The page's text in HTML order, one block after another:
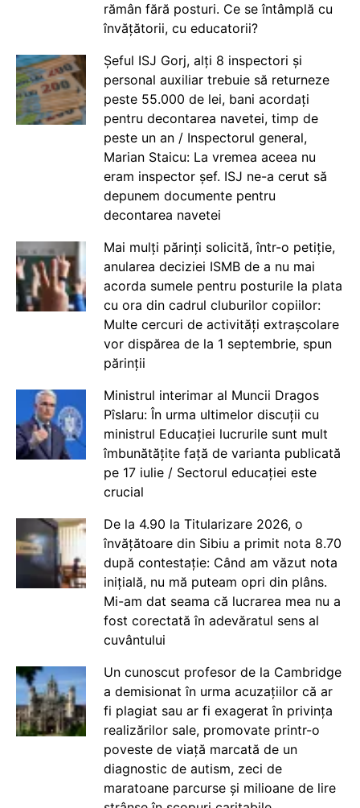
rămân fără posturi. Ce se întâmplă cu
învățătorii, cu educatorii?
Șeful ISJ Gorj, alți 8 inspectori și
personal auxiliar trebuie să returneze
peste 55.000 de lei, bani acordați
pentru decontarea navetei, timp de
peste un an / Inspectorul general,
Marian Staicu: La vremea aceea nu
eram inspector șef. ISJ ne-a cerut să
depunem documente pentru
decontarea navetei
Mai mulți părinți solicită, într-o petiție,
anularea deciziei ISMB de a nu mai
acorda sumele pentru posturile la plata
cu ora din cadrul cluburilor copiilor:
Multe cercuri de activități extrașcolare
vor dispărea de la 1 septembrie, spun
părinții
Ministrul interimar al Muncii Dragos
Pîslaru: În urma ultimelor discuții cu
ministrul Educației lucrurile sunt mult
îmbunătățite față de varianta publicată
pe 17 iulie / Sectorul educației este
crucial
De la 4.90 la Titularizare 2026, o
învățătoare din Sibiu a primit nota 8.70
după contestație: Când am văzut nota
inițială, nu mă puteam opri din plâns.
Mi-am dat seama că lucrarea mea nu a
fost corectată în adevăratul sens al
cuvântului
Un cunoscut profesor de la Cambridge
a demisionat în urma acuzațiilor că ar
fi plagiat sau ar fi exagerat în privința
realizărilor sale, promovate printr-o
poveste de viață marcată de un
diagnostic de autism, zeci de
maratoane parcurse și milioane de lire